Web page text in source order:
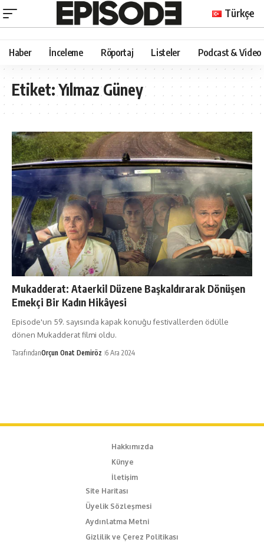
Türkçe
Haber İnceleme Röportaj Listeler Podcast & Video
Etiket:Yılmaz Güney
Mukadderat: Ataerkil Düzene Başkaldırarak Dönüşen
Emekçi Bir Kadın Hikâyesi
Episode'un 59. sayısında kapak konuğu festivallerden ödülle
dönen Mukadderat filmi oldu.
TarafındanOrçun Onat Demiröz 6 Ara 2024
Hakkımızda
Künye
İletişim
Site Haritası
Üyelik Sözleşmesi
Aydınlatma Metni
Gizlilik ve Çerez Politikası